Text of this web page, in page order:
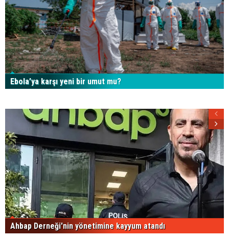
Ebola’ya karşı yeni bir umut mu?
Ahbap Derneği'nin yönetimine kayyum atandı